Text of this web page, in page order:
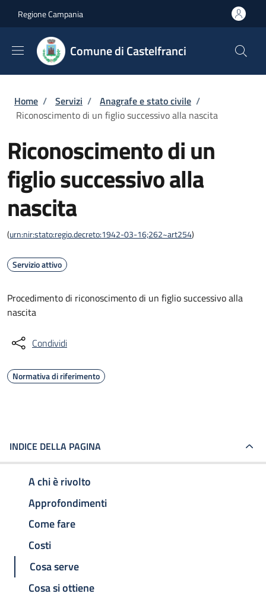
Regione Campania
Comune di Castelfranci
Briciole di pane
Home / Servizi / Anagrafe e stato civile /
Riconoscimento di un figlio successivo alla nascita
Riconoscimento di un
figlio successivo alla
nascita
(urn:nir:stato:regio.decreto:1942-03-16;262~art254)
Servizio attivo
Procedimento di riconoscimento di un figlio successivo alla
nascita
Condividi
Normativa di riferimento
INDICE DELLA PAGINA
A chi è rivolto
Approfondimenti
Come fare
Costi
Cosa serve
Cosa si ottiene